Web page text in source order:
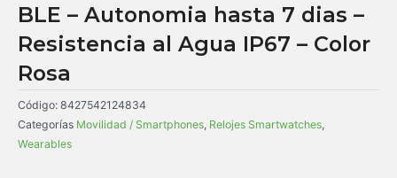
BLE – Autonomia hasta 7 dias –
Resistencia al Agua IP67 – Color
Rosa
Código: 8427542124834
Categorías Movilidad / Smartphones, Relojes Smartwatches,
Wearables